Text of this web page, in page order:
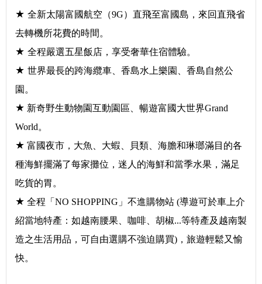
★ 全新太陽富國航空（9G）直飛至富國島，來回直飛省
去轉機所花費的時間。
★ 全程嚴選五星飯店，享受奢華住宿體驗。
★ 世界最長的跨海纜車、香島水上樂園、香島自然公
園。
★ 新奇野生動物園互動園區、暢遊富國大世界Grand
World。
★ 富國夜市，大魚、大蝦、貝類、海膽和琳瑯滿目的各
種海鮮擺滿了每家攤位，迷人的海鮮和當季水果，滿足
吃貨的胃。
★ 全程「NO SHOPPING」不進購物站 (導遊可於車上介
紹當地特產：如越南腰果、咖啡、胡椒...等特產及越南製
造之生活用品，可自由選購不強迫購買)，旅遊輕鬆又愉
快。